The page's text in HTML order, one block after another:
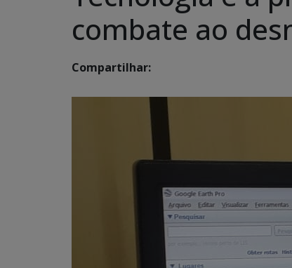
combate ao
Compartilhar: